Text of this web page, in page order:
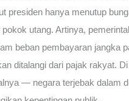
presiden hanya menutup
pokok utang. Artinya,
beban pembayaran jangka
ditalangi dari pajak rakyat.
— negara terjebak dalam